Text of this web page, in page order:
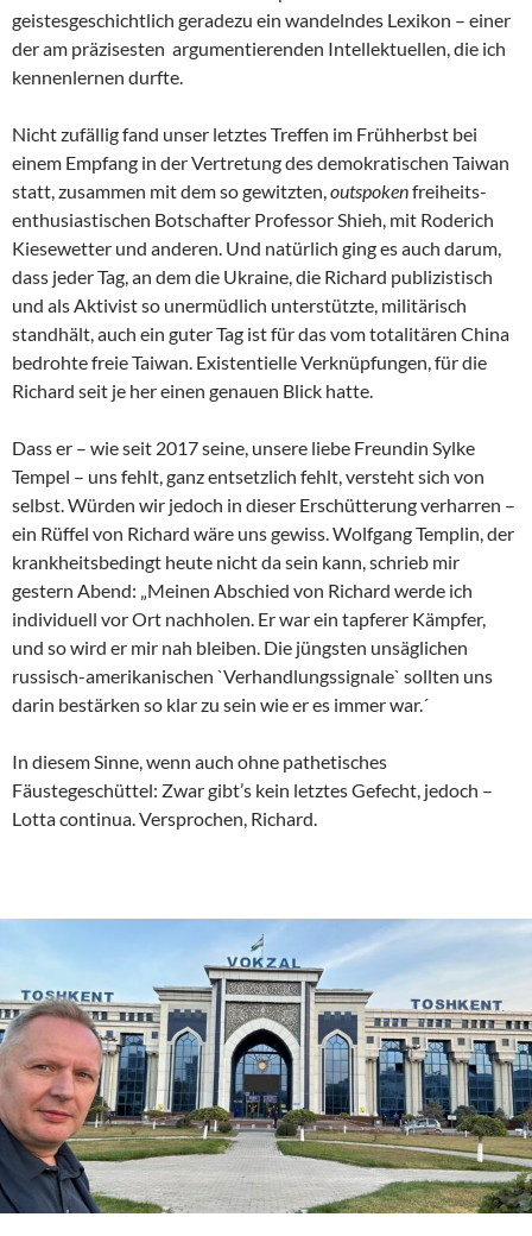
geistesgeschichtlich geradezu ein wandelndes Lexikon – einer
der am präzisesten argumentierenden Intellektuellen, die ich
kennenlernen durfte.
Nicht zufällig fand unser letztes Treffen im Frühherbst bei
einem Empfang in der Vertretung des demokratischen Taiwan
statt, zusammen mit dem so gewitzten,outspokenfreiheits-
enthusiastischen Botschafter Professor Shieh, mit Roderich
Kiesewetter und anderen. Und natürlich ging es auch darum,
dass jeder Tag, an dem die Ukraine, die Richard publizistisch
und als Aktivist so unermüdlich unterstützte, militärisch
standhält, auch ein guter Tag ist für das vom totalitären China
bedrohte freie Taiwan. Existentielle Verknüpfungen, für die
Richard seit je her einen genauen Blick hatte.
Dass er – wie seit 2017 seine, unsere liebe Freundin Sylke
Tempel – uns fehlt, ganz entsetzlich fehlt, versteht sich von
selbst. Würden wir jedoch in dieser Erschütterung verharren –
ein Rüffel von Richard wäre uns gewiss. Wolfgang Templin, der
krankheitsbedingt heute nicht da sein kann, schrieb mir
gestern Abend: „Meinen Abschied von Richard werde ich
individuell vor Ort nachholen. Er war ein tapferer Kämpfer,
und so wird er mir nah bleiben. Die jüngsten unsäglichen
russisch-amerikanischen `Verhandlungssignale` sollten uns
darin bestärken so klar zu sein wie er es immer war.´
In diesem Sinne, wenn auch ohne pathetisches
Fäustegeschüttel: Zwar gibt’s kein letztes Gefecht, jedoch –
Lotta continua. Versprochen, Richard.